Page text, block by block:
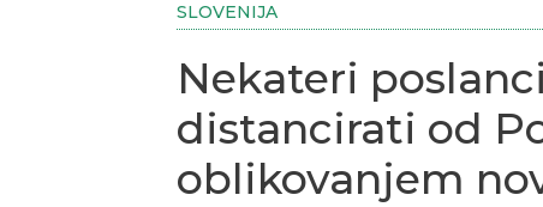
SLOVENIJA
Nekateri
distancirati od
oblikovanjem